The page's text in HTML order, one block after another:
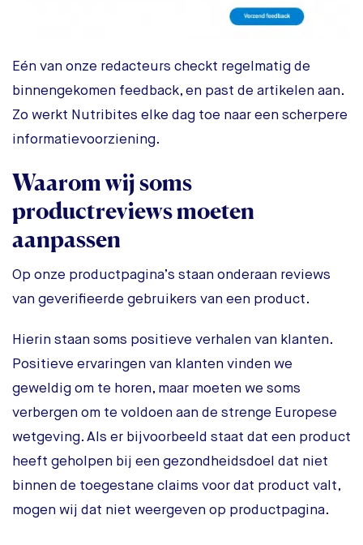
Eén van onze redacteurs checkt regelmatig de
binnengekomen feedback, en past de artikelen aan.
Zo werkt Nutribites elke dag toe naar een scherpere
informatievoorziening.
Waarom wij soms
productreviews moeten
aanpassen
Op onze productpagina’s staan onderaan reviews
van geverifieerde gebruikers van een product.
Hierin staan soms positieve verhalen van klanten.
Positieve ervaringen van klanten vinden we
geweldig om te horen, maar moeten we soms
verbergen om te voldoen aan de strenge Europese
wetgeving. Als er bijvoorbeeld staat dat een product
heeft geholpen bij een gezondheidsdoel dat niet
binnen de toegestane claims voor dat product valt,
mogen wij dat niet weergeven op productpagina.